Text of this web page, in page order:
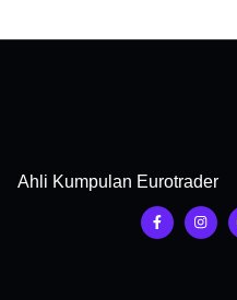
Ahli Kumpulan Eurotrader